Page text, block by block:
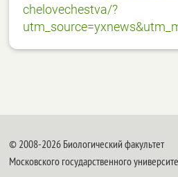
chelovechestva/?
© 2008-2026 Биологический факультет
Московского государственного